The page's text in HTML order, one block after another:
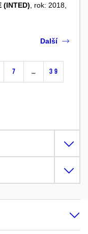
(INTED) , rok: 2018,
7 … 39
Další